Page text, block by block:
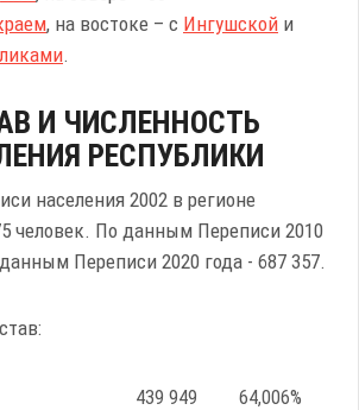
, на востоке – с Ингушской и
.
И ЧИСЛЕННОСТЬ
РЕСПУБЛИКИ
населения 2002 в регионе
человек. По данным Переписи 2010
Переписи 2020 года - 687 357.
439 949
64,006%